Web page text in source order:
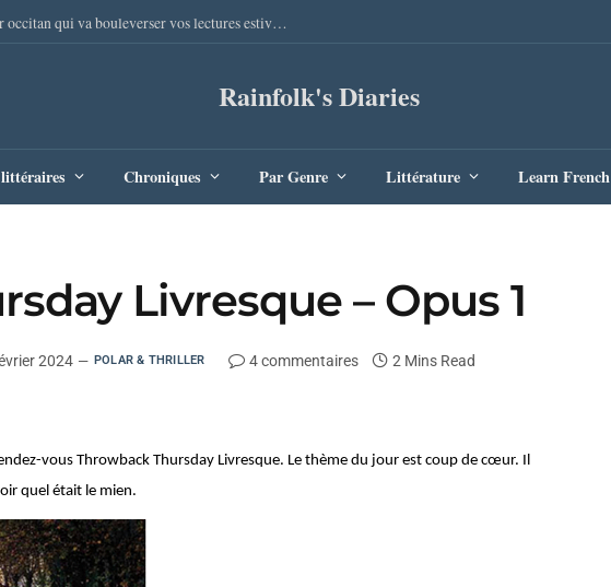
Sang Remords d’Audrey Degal : Le polar occitan qui va bouleverser vos lectures estivales
Rainfolk's Diaries
Chroniques Par Genre Littérature Learn French
Livresque – Opus 1
2024 POLAR & THRILLER 4 commentaires 2 Mins Read
vous Throwback Thursday Livresque. Le thème du jour est coup de cœur. Il
quel était le mien.